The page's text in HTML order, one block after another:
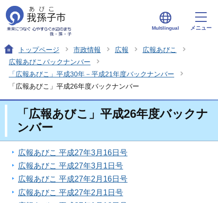
Multilingual メニュー
トップページ 市政情報 広報
広報あびこ
広報あびこバックナンバー
「広報あびこ」平成30年－平成21年度バックナンバー
「広報あびこ」平成26年度バックナンバー
「広報あびこ」平成26年度バックナ
ンバー
広報あびこ 平成27年3月16日号
広報あびこ 平成27年3月1日号
広報あびこ 平成27年2月16日号
広報あびこ 平成27年2月1日号